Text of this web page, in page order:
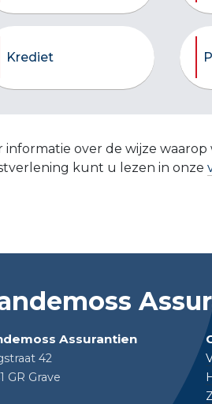
Krediet
informatie over de wijze
kunt u lezen in onze
Assurantien
42
GR Grave